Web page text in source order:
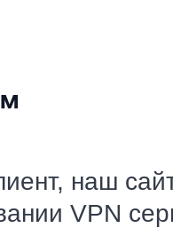
наш
VPN